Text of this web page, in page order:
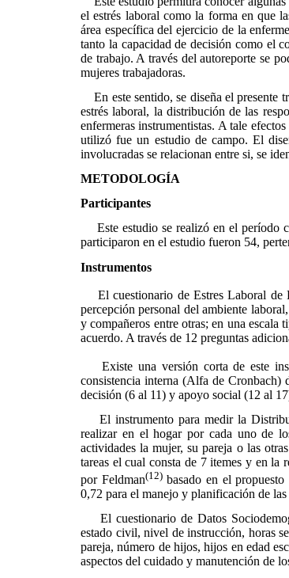
el estrés laboral como la forma en que
área específica del ejercicio de la
tanto la capacidad de decisión como el
de trabajo. A través del autoreporte se
mujeres trabajadoras.
En este sentido, se diseña el presente
estrés laboral, la distribución de las
enfermeras instrumentistas. A tale
utilizó fue un estudio de campo. El
involucradas se relacionan entre si, se
METODOLOGÍA
Participantes
Este estudio se realizó en el período
participaron en el estudio fueron 54,
Instrumentos
El cuestionario de Estres Laboral de
percepción personal del ambiente
y compañeros entre otras; en una escala
acuerdo. A través de 12 preguntas
Existe una versión corta de este
consistencia interna (Alfa de Cronbach)
decisión (6 al 11) y apoyo social (12 al
El instrumento para medir la
realizar en el hogar por cada uno de
actividades la mujer, su pareja o las
tareas el cual consta de 7 itemes y en la
por Feldman(12)basado en el propuesto
0,72 para el manejo y planificación de
El cuestionario de Datos
estado civil, nivel de instrucción, horas
pareja, número de hijos, hijos en edad
aspectos del cuidado y manutención de